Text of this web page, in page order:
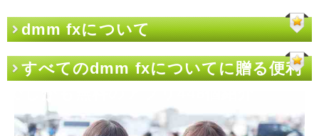
dmm fxについて
すべてのdmm fxについてに贈る便利
でしかも無料のアプリ448個紹介